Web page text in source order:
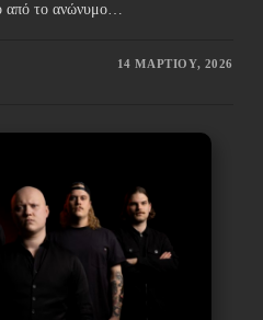
από το ανώνυμο…
14 ΜΑΡΤΊΟΥ, 2026